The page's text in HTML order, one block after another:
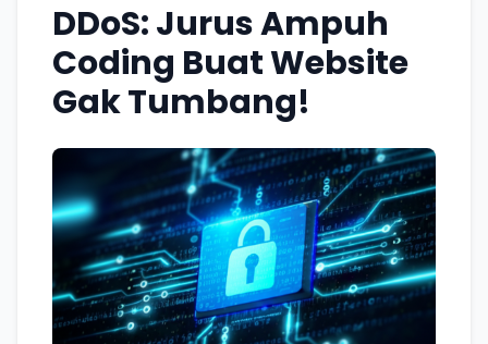
DDoS: Jurus Ampuh
Coding Buat Website
Gak Tumbang!